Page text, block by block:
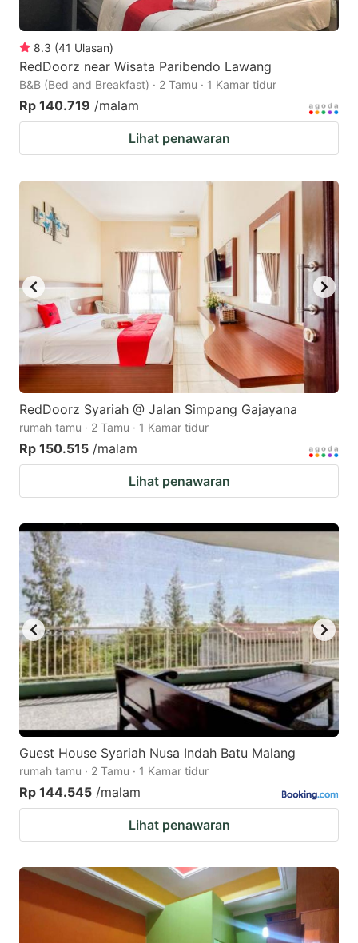
8.3 (41 Ulasan)
RedDoorz near Wisata Paribendo Lawang
B&B (Bed and Breakfast) · 2 Tamu · 1 Kamar tidur
Rp 140.719 /malam
Lihat penawaran
RedDoorz Syariah @ Jalan Simpang Gajayana
rumah tamu · 2 Tamu · 1 Kamar tidur
Rp 150.515 /malam
Lihat penawaran
Guest House Syariah Nusa Indah Batu Malang
rumah tamu · 2 Tamu · 1 Kamar tidur
Rp 144.545 /malam
Lihat penawaran